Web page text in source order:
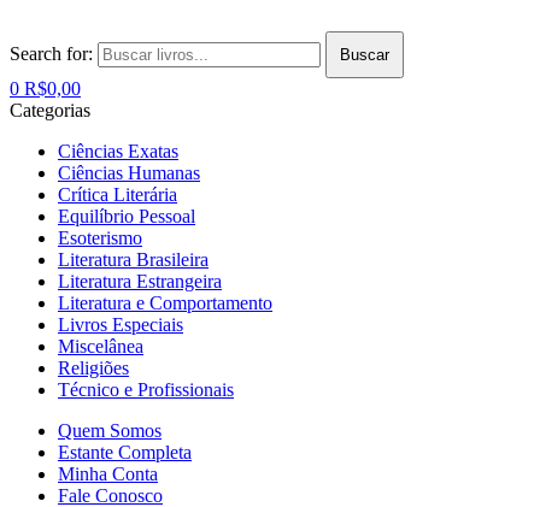
Search for: Buscar
0 R$0,00
Categorias
Ciências Exatas
Ciências Humanas
Crítica Literária
Equilíbrio Pessoal
Esoterismo
Literatura Brasileira
Literatura Estrangeira
Literatura e Comportamento
Livros Especiais
Miscelânea
Religiões
Técnico e Profissionais
Quem Somos
Estante Completa
Minha Conta
Fale Conosco